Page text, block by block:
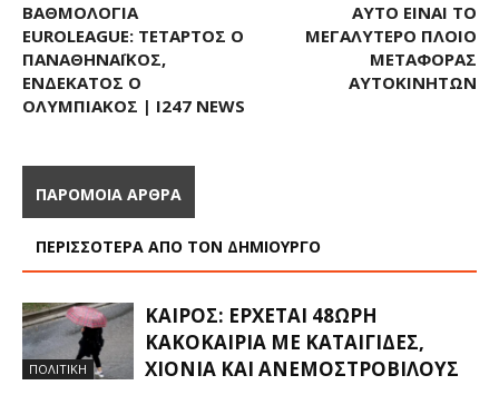
ΒΑΘΜΟΛΟΓΊΑ
EUROLEAGUE: ΤΈΤΑΡΤΟΣ Ο
ΠΑΝΑΘΗΝΑΪΚΌΣ,
ΕΝΔΈΚΑΤΟΣ Ο
ΟΛΥΜΠΙΑΚΌΣ | I247 NEWS
ΑΥΤΌ ΕΊΝΑΙ ΤΟ
ΜΕΓΑΛΎΤΕΡΟ ΠΛΟΊΟ
ΜΕΤΑΦΟΡΆΣ
ΑΥΤΟΚΙΝΉΤΩΝ
ΠΑΡΟΜΟΙΑ ΑΡΘΡΑ
ΠΕΡΙΣΣΟΤΕΡΑ ΑΠΟ ΤΟΝ ΔΗΜΙΟΥΡΓΟ
ΠΟΛΙΤΙΚΗ
ΚΑΙΡΌΣ: ΈΡΧΕΤΑΙ 48ΩΡΗ
ΚΑΚΟΚΑΙΡΊΑ ΜΕ ΚΑΤΑΙΓΊΔΕΣ,
ΧΙΌΝΙΑ ΚΑΙ ΑΝΕΜΟΣΤΡΌΒΙΛΟΥΣ